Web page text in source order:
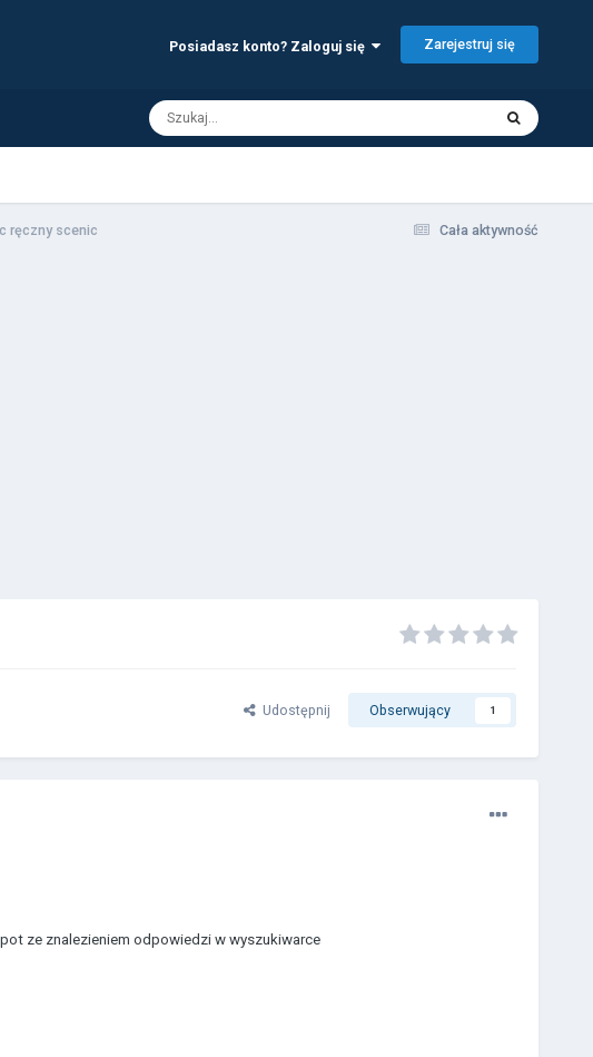
Posiadasz konto? Zaloguj się Zarejestruj się
Cała aktywność
ręczny scenic
Udostępnij Obserwujący 1
ze znalezieniem odpowiedzi w wyszukiwarce